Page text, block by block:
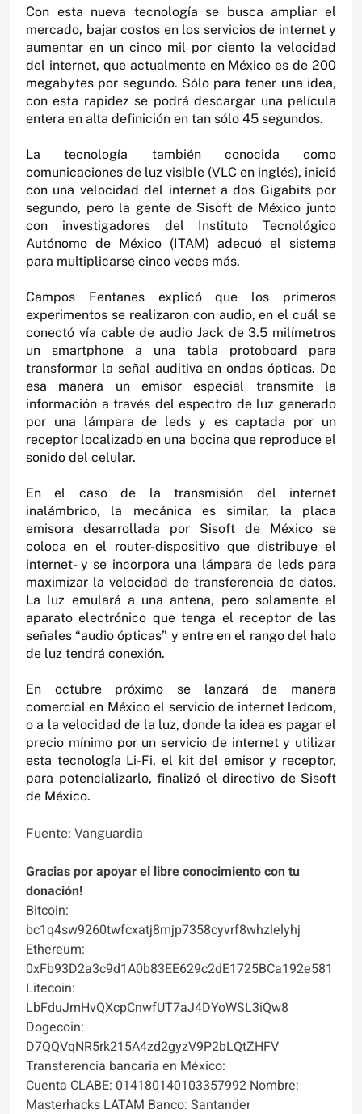
Con esta nueva tecnología se busca ampliar el
mercado, bajar costos en los servicios de internet y
aumentar en un cinco mil por ciento la velocidad
del internet, que actualmente en México es de 200
megabytes por segundo. Sólo para tener una idea,
con esta rapidez se podrá descargar una película
entera en alta definición en tan sólo 45 segundos.
La tecnología también conocida como
comunicaciones de luz visible (VLC en inglés), inició
con una velocidad del internet a dos Gigabits por
segundo, pero la gente de Sisoft de México junto
con investigadores del Instituto Tecnológico
Autónomo de México (ITAM) adecuó el sistema
para multiplicarse cinco veces más.
Campos Fentanes explicó que los primeros
experimentos se realizaron con audio, en el cuál se
conectó vía cable de audio Jack de 3.5 milímetros
un smartphone a una tabla protoboard para
transformar la señal auditiva en ondas ópticas. De
esa manera un emisor especial transmite la
información a través del espectro de luz generado
por una lámpara de leds y es captada por un
receptor localizado en una bocina que reproduce el
sonido del celular.
En el caso de la transmisión del internet
inalámbrico, la mecánica es similar, la placa
emisora desarrollada por Sisoft de México se
coloca en el router-dispositivo que distribuye el
internet- y se incorpora una lámpara de leds para
maximizar la velocidad de transferencia de datos.
La luz emulará a una antena, pero solamente el
aparato electrónico que tenga el receptor de las
señales “audio ópticas” y entre en el rango del halo
de luz tendrá conexión.
En octubre próximo se lanzará de manera
comercial en México el servicio de internet ledcom,
o a la velocidad de la luz, donde la idea es pagar el
precio mínimo por un servicio de internet y utilizar
esta tecnología Li-Fi, el kit del emisor y receptor,
para potencializarlo, finalizó el directivo de Sisoft
de México.
Fuente: Vanguardia
Gracias por apoyar el libre conocimiento con tu
donación!
Bitcoin:
bc1q4sw9260twfcxatj8mjp7358cyvrf8whzlelyhj
Ethereum:
0xFb93D2a3c9d1A0b83EE629c2dE1725BCa192e581
Litecoin:
LbFduJmHvQXcpCnwfUT7aJ4DYoWSL3iQw8
Dogecoin:
D7QQVqNR5rk215A4zd2gyzV9P2bLQtZHFV
Transferencia bancaria en México:
Cuenta CLABE: 014180140103357992 Nombre:
Masterhacks LATAM Banco: Santander